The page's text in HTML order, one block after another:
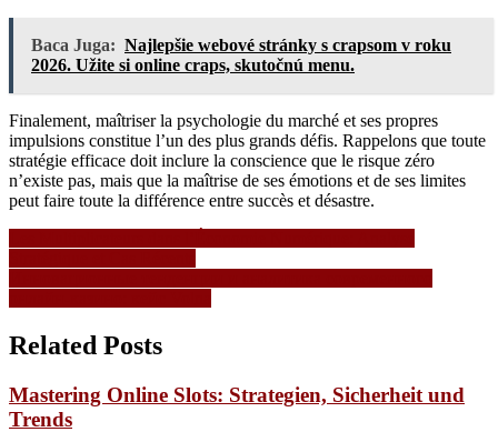
Baca Juga: Najlepšie webové stránky s crapsom v roku
2026. Užite si online craps, skutočnú menu.
Finalement, maîtriser la psychologie du marché et ses propres
impulsions constitue l’un des plus grands défis. Rappelons que toute
stratégie efficace doit inclure la conscience que le risque zéro
n’existe pas, mais que la maîtrise de ses émotions et de ses limites
peut faire toute la différence entre succès et désastre.
Navigasi
pos
Related Posts
Mastering Online Slots: Strategien, Sicherheit und
Trends